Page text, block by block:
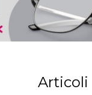
Articoli